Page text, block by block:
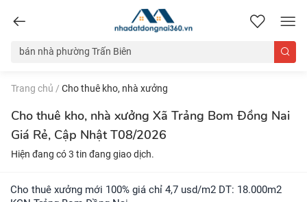
nhadatdongnai360.vn
Trang chủ / Cho thuê kho, nhà xưởng
Cho thuê kho, nhà xưởng Xã Trảng Bom Đồng Nai
Giá Rẻ, Cập Nhật T08/2026
Hiện đang có 3 tin đang giao dịch.
Cho thuê xưởng mới 100% giá chỉ 4,7 usd/m2 DT: 18.000m2